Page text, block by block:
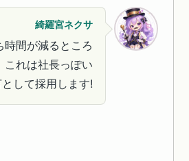
綺羅宮ネクサ
時間が減るところ
これは社長っぽい
して採用します!